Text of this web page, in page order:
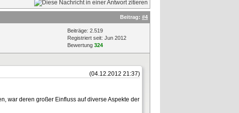
Beitrag: #4
Beiträge: 2.519
Registriert seit: Jun 2012
Bewertung 324
(04.12.2012 21:37)
war deren großer Einfluss auf diverse Aspekte der